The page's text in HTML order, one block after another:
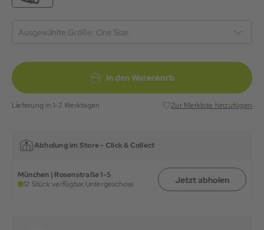
Ausgewählte Größe: One Size
In den Warenkorb
Lieferung in 1-2 Werktagen Zur Merkliste hinzufügen
Abholung im Store - Click & Collect
München | Rosenstraße 1-5
12 Stück verfügbar,Untergeschoss Jetzt abholen